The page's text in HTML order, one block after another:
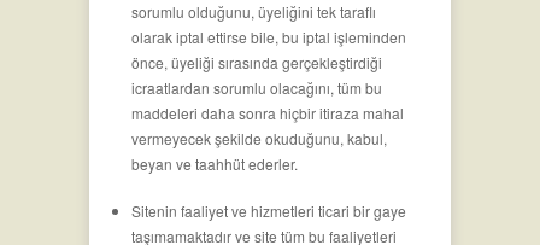
sorumlu olduğunu, üyeliğini tek taraflı
olarak iptal ettirse bile, bu iptal işleminden
önce, üyeliği sırasında gerçekleştirdiği
icraatlardan sorumlu olacağını, tüm bu
maddeleri daha sonra hiçbir itiraza mahal
vermeyecek şekilde okuduğunu, kabul,
beyan ve taahhüt ederler.
Sitenin faaliyet ve hizmetleri ticari bir gaye
taşımamaktadır ve site tüm bu faaliyetleri